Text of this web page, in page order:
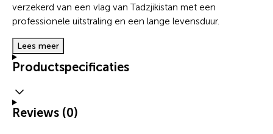
verzekerd van een vlag van Tadzjikistan met een
professionele uitstraling en een lange levensduur.
Lees meer
Productspecificaties
Reviews (0)